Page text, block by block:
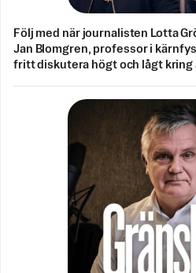
Följ med när journalisten Lotta
Jan Blomgren, professor i
fritt diskutera högt och lågt kring